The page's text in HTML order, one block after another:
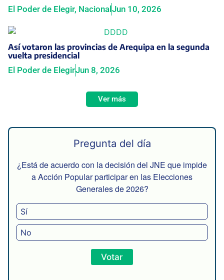
El Poder de Elegir, NacionalJun 10, 2026
Así votaron las provincias de Arequipa en la segunda
vuelta presidencial
El Poder de ElegirJun 8, 2026
Ver más
Pregunta del día
¿Está de acuerdo con la decisión del JNE que impide
a Acción Popular participar en las Elecciones
Generales de 2026?
Sí
No